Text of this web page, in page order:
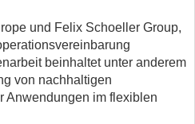
und Felix Schoeller Group,
beinhaltet unter anderem
von nachhaltigen
Anwendungen im flexiblen